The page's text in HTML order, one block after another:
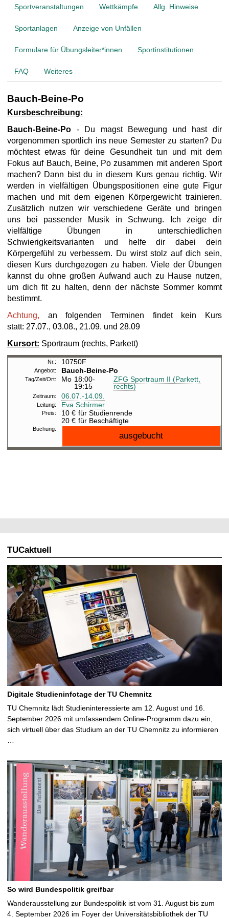
Sportveranstaltungen Wettkämpfe Allg. Hinweise
Sportanlagen Anzeige von Unfällen
Formulare für Übungsleiter*innen Sportinstitutionen
FAQ Weiteres
Bauch-Beine-Po
Kursbeschreibung:
Bauch-Beine-Po - Du magst Bewegung und hast dir
vorgenommen sportlich ins neue Semester zu starten? Du
möchtest etwas für deine Gesundheit tun und mit dem
Fokus auf Bauch, Beine, Po zusammen mit anderen Sport
machen? Dann bist du in diesem Kurs genau richtig. Wir
werden in vielfältigen Übungspositionen eine gute Figur
machen und mit dem eigenen Körpergewicht trainieren.
Zusätzlich nutzen wir verschiedene Geräte und bringen
uns bei passender Musik in Schwung. Ich zeige dir
vielfältige Übungen in unterschiedlichen
Schwierigkeitsvarianten und helfe dir dabei dein
Körpergefühl zu verbessern. Du wirst stolz auf dich sein,
diesen Kurs durchgezogen zu haben. Viele der Übungen
kannst du ohne großen Aufwand auch zu Hause nutzen,
um dich fit zu halten, denn der nächste Sommer kommt
bestimmt.
Achtung, an folgenden Terminen findet kein Kurs
statt: 27.07., 03.08., 21.09. und 28.09
Kursort: Sportraum (rechts, Parkett)
10750F
Bauch-Beine-Po
Mo 18:00-
19:15
ZFG Sportraum II (Parkett,
rechts)
06.07.-14.09.
Eva Schirmer
10 € für Studienrende
20 € für Beschäftigte
TUCaktuell
Digitale Studieninfotage der TU Chemnitz
TU Chemnitz lädt Studieninteressierte am 12. August und 16.
September 2026 mit umfassendem Online-Programm dazu ein,
sich virtuell über das Studium an der TU Chemnitz zu informieren
So wird Bundespolitik greifbar
Wanderausstellung zur Bundespolitik ist vom 31. August bis zum
4. September 2026 im Foyer der Universitätsbibliothek der TU